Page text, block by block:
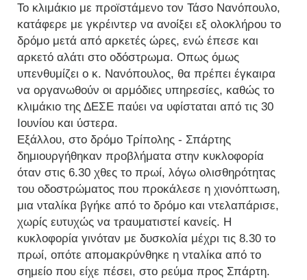
Το κλιμάκιο με προϊστάμενο τον Τάσο Νανόπουλο,
κατάφερε με γκρέιντερ να ανοίξει εξ ολοκλήρου το
δρόμο μετά από αρκετές ώρες, ενώ έπεσε και
αρκετό αλάτι στο οδόστρωμα. Οπως όμως
υπενθυμίζει ο κ. Νανόπουλος, θα πρέπει έγκαιρα
να οργανωθούν οι αρμόδιες υπηρεσίες, καθώς το
κλιμάκιο της ΔΕΣΕ παύει να υφίσταται από τις 30
Ιουνίου και ύστερα.
Εξάλλου, στο δρόμο Τρίπολης - Σπάρτης
δημιουργήθηκαν προβλήματα στην κυκλοφορία
όταν στις 6.30 χθες το πρωί, λόγω ολισθηρότητας
του οδοστρώματος που προκάλεσε η χιονόπτωση,
μια νταλίκα βγήκε από το δρόμο και ντελαπάρισε,
χωρίς ευτυχώς να τραυματιστεί κανείς. Η
κυκλοφορία γινόταν με δυσκολία μέχρι τις 8.30 το
πρωί, οπότε απομακρύνθηκε η νταλίκα από το
σημείο που είχε πέσει, στο ρεύμα προς Σπάρτη.